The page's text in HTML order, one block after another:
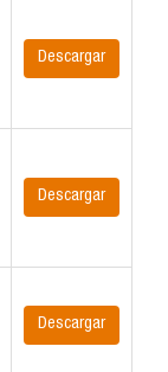
Descargar
Descargar
Descargar